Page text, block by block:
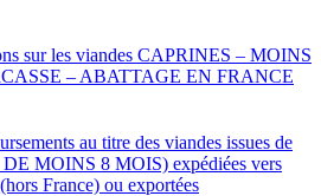
sur les viandes CAPRINES – MOINS
– ABATTAGE EN FRANCE
au titre des viandes issues de
MOINS 8 MOIS) expédiées vers
France) ou exportées